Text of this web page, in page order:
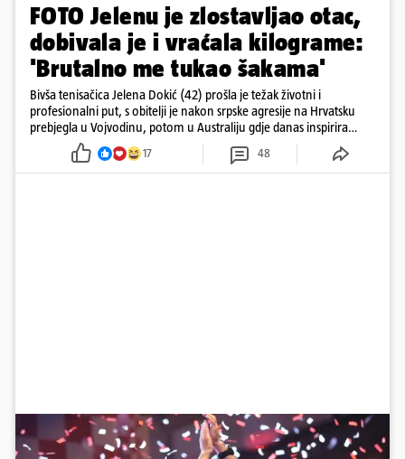
FOTO Jelenu je zlostavljao otac,
dobivala je i vraćala kilograme:
'Brutalno me tukao šakama'
Bivša tenisačica Jelena Dokić (42) prošla je težak životni i
profesionalni put, s obitelji je nakon srpske agresije na Hrvatsku
prebjegla u Vojvodinu, potom u Australiju gdje danas inspirira
17 48